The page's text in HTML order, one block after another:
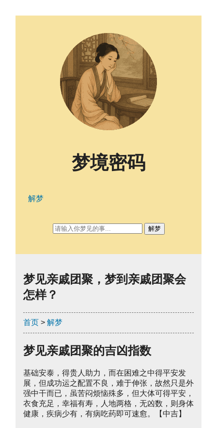
梦见亲戚团聚，梦到亲戚团聚会
怎样？
首页 > 解梦
梦见亲戚团聚的吉凶指数
基础安泰，得贵人助力，而在困难之中得平安发
展，但成功运之配置不良，难于伸张，故然只是外
强中干而已，虽苦闷烦恼殊多，但大体可得平安，
衣食充足，幸福有寿，人地两格，无凶数，则身体
健康，疾病少有，有病吃药即可速愈。【中吉】
梦境密码
解梦
解梦